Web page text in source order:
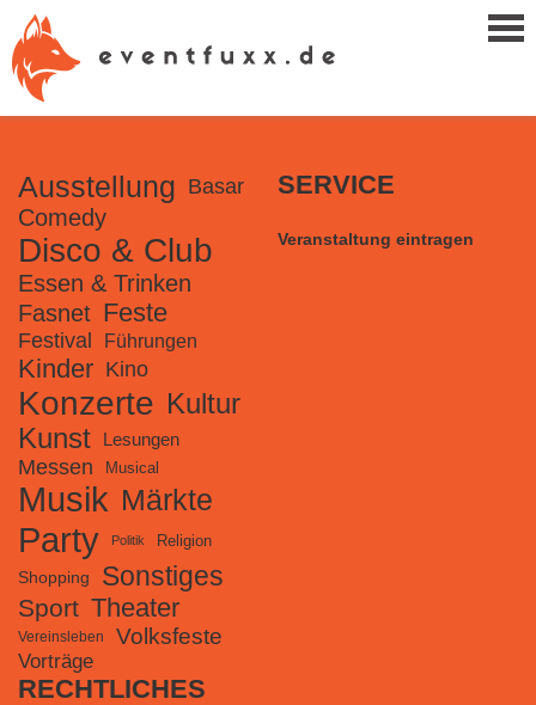
Ausstellung Basar
Comedy
Disco & Club
Essen & Trinken
Fasnet Feste
Festival Führungen
Kinder Kino
Konzerte Kultur
Kunst
Lesungen
Messen Musical
Musik Märkte
Party Politik Religion
Shopping Sonstiges
Sport Theater
Vereinsleben Volksfeste
Vorträge
SERVICE
Veranstaltung eintragen
RECHTLICHES